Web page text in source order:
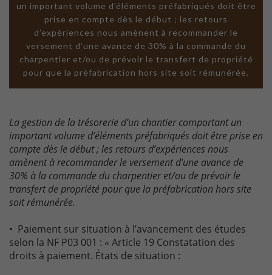
un important volume d’éléments préfabriqués doit être
prise en compte dès le début ; les retours
d’expériences nous amènent à recommander le
versement d’une avance de 30% à la commande du
charpentier et/ou de prévoir le transfert de propriété
pour que la préfabrication hors site soit rémunérée.
La gestion de la trésorerie d’un chantier comportant un
important volume d’éléments préfabriqués doit être prise en
compte dès le début ; les retours d’expériences nous
amènent à recommander le versement d’une avance de
30% à la commande du charpentier et/ou de prévoir le
transfert de propriété pour que la préfabrication hors site
soit rémunérée.
• Paiement sur situation à l’avancement des études
selon la NF P03 001 : « Article 19 Constatation des
droits à paiement. États de situation :